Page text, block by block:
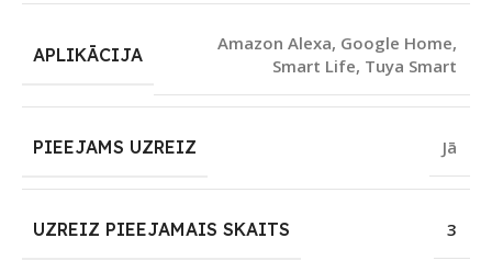
APLIKĀCIJA
Amazon Alexa, Google Home,
Smart Life, Tuya Smart
PIEEJAMS UZREIZ Jā
UZREIZ PIEEJAMAIS SKAITS 3